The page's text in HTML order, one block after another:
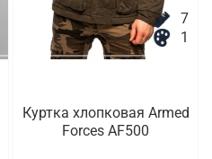
7
1
Куртка хлопковая Armed
Forces AF500